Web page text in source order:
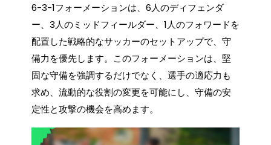
6-3-1フォーメーションは、6人のディフェンダ
ー、3人のミッドフィールダー、1人のフォワードを
配置した戦略的なサッカーのセットアップで、守
備力を優先します。このフォーメーションは、堅
固な守備を強調するだけでなく、選手の適応力も
求め、流動的な役割の変更を可能にし、守備の安
定性と攻撃の機会を高めます。